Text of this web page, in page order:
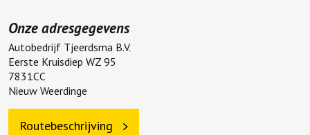
Onze adresgegevens
Autobedrijf Tjeerdsma B.V.
Eerste Kruisdiep WZ 95
7831CC
Nieuw Weerdinge
Routebeschrijving